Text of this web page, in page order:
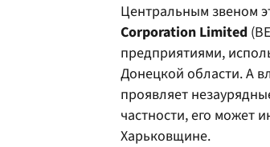
Центральным звеном
Corporation Limited
предприятиями,
Донецкой области. А
проявляет
частности, его может
Харьковщине.